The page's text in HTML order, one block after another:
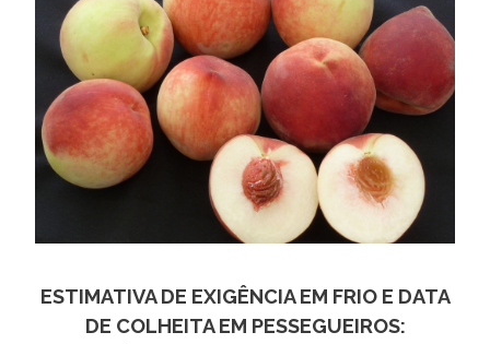
ESTIMATIVA DE EXIGÊNCIA EM FRIO E DATA
DE COLHEITA EM PESSEGUEIROS: